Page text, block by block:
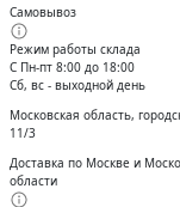
Самовывоз
Режим работы склада
С Пн-пт 8:00 до 18:00
Сб, вс - выходной день
Московская область,
11/3
Доставка по Москве и
области